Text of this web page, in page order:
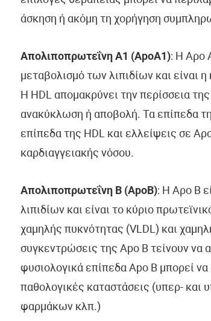
άσκηση ή ακόμη τη χορήγηση
Απολιποπρωτεΐνη Α1 (ApoA1): Η Αρο
μεταβολισμό των λιπιδίων και είναι
Η HDL απομακρύνει την περίσσεια
ανακύκλωση ή αποβολή. Τα επίπεδα
επίπεδα της HDL και ελλείψεις σε
καρδιαγγειακής νόσου.
Απολιποπρωτεΐνη Β (ApoB): Η Αρο Β
λιπιδίων και είναι το κύριο
χαμηλής πυκνότητας (VLDL) και
συγκεντρώσεις της Apo Β τείνουν να
φυσιολογικά επίπεδα Apo Β μπορεί
παθολογικές καταστάσεις (υπερ- και
φαρμάκων κλπ.)